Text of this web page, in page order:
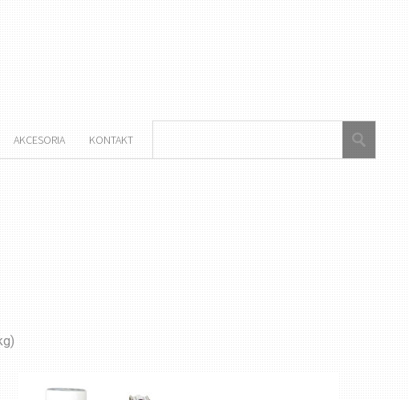
AKCESORIA KONTAKT